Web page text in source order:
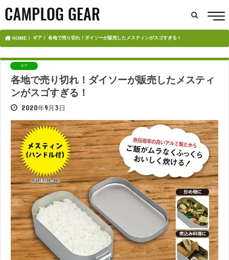
HOME ギア 各地で売り切れ！ダイソーが販売したメスティンがスゴすぎる！
ギア
各地で売り切れ！ダイソーが販売したメスティ
ンがスゴすぎる！
2020年9月3日